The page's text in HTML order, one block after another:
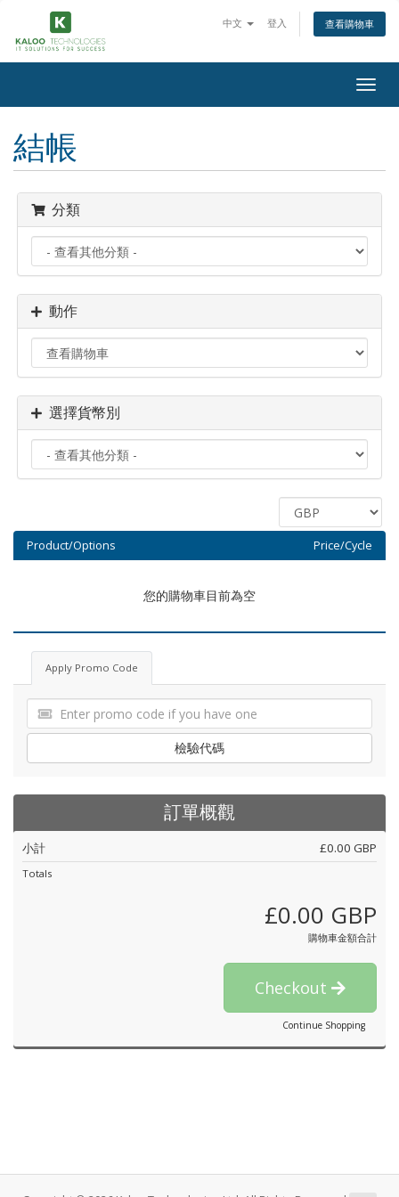
中文 登入 查看購物車
結帳
分類
動作
選擇貨幣別
Product/Options Price/Cycle
您的購物車目前為空
Apply Promo Code
檢驗代碼
訂單概觀
小計 £0.00 GBP
Totals
£0.00 GBP
購物車金額合計
Checkout
Continue Shopping